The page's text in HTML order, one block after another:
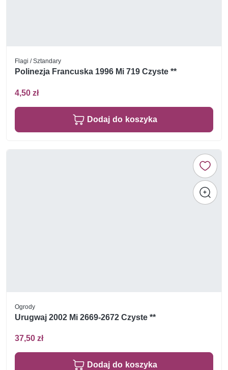
Flagi / Sztandary
Polinezja Francuska 1996 Mi 719 Czyste **
4,50 zł
Dodaj do koszyka
Ogrody
Urugwaj 2002 Mi 2669-2672 Czyste **
37,50 zł
Dodaj do koszyka